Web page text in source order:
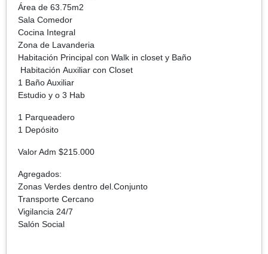
Área de 63.75m2
Sala Comedor
Cocina Integral
Zona de Lavanderia
Habitación Principal con Walk in closet y Baño
Habitación Auxiliar con Closet
1 Baño Auxiliar
Estudio y o 3 Hab
1 Parqueadero
1 Depósito
Valor Adm $215.000
Agregados:
Zonas Verdes dentro del.Conjunto
Transporte Cercano
Vigilancia 24/7
Salón Social